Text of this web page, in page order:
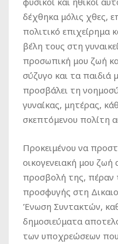
δέχθηκα μόλις χθες,
πολιτικό επιχείρημα
βέλη τους στη
προσωπική μου ζωή
σύζυγο και τα παιδιά
προσβάλει τη
γυναίκας, μητέρας,
σκεπτόμενου πολίτη
Προκειμένου να
οικογενειακή μου
προσβολή της, πέραν
προσφυγής στη
Ένωση Συντακτών,
δημοσιεύματα
των υποχρεώσεων